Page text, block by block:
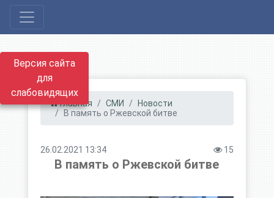
Версия сайта
для
слабовидящих
Главная СМИ
Новости
В память о Ржевской битве
26.02.2021 13:34 15
В память о Ржевской битве